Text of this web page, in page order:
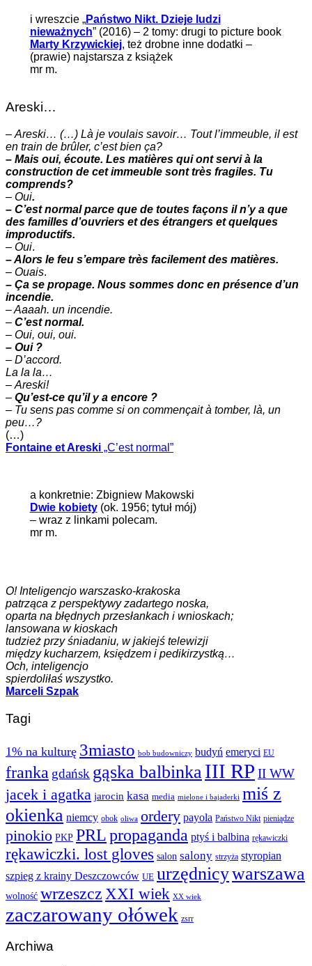
i wreszcie „Państwo Nikt. Dzieje ludzi
nieważnych” (2016) – 2 tomy: drugi to picture book
Marty Krzywickiej, też drobne inne dodatki –
(prawie) najstarsza z książek
mr m.
Areski…
– Areski… (…) Là je voulais savoir… Tout l’immeuble, il est
en train de brûler, c’est bien ça?
– Mais oui, écoute. Les matières qui ont servi à la
construction de cet immeuble sont très fragiles. Tu
comprends?
– Oui.
– C’est normal parce que de toutes façons il n’y a que
des familles d’ouvriers et des étrangers et quelques
improductifs.
– Oui.
– Alors le feu s’empare très facilement des matières.
– Ouais.
– Ça se propage. Nous sommes donc en présence d’un
incendie.
– Aaaah. un incendie.
– C’est normal.
– Oui, oui, oui.
– Oui ?
– D’accord.
La la la…
– Areski!
– Qu’est-ce qu’il y a encore ?
– Tu sens pas comme si on commençait à tomber, là, un
peu…?
(…)
Fontaine et Areski „C’est normal”
a konkretnie: Zbigniew Makowski
Dwie kobiety(ok. 1956; tytuł mój)
– wraz z linkami polecam.
mr m.
O! Inteligencjo warszasko-krakoska
patrząca z perspektywy zadartego noska,
oparta na błędnych przesłankach i wnioskach;
lansowana w kioskach
tudzież przy śniadaniu, w jakiejś telewizji
między kucharzem, księdzem i pedikirzystką…
Och, inteligencjo
spierdoliłaś wszystko.
Marceli Szpak
Tagi
1% na kulturę 3miasto bob budowniczy budyń emeryci EU
franka gdańsk gąska balbinka III RP II WW
jacek i agatka jarocin kasa media mielone i bajaderki miś z
okienka niemcy obok oliwa ordery payola Państwo Nikt pieniądze
pinokio PKP PRLpropaganda ptyś i balbina rękawiczki
rękawiczki. lost gloves salon salony strzyża styropian
szpieg z krainy Deszczowców UE urzędnicywarszawa
wolność wrzeszcz XXI wiek XX wiek
zaczarowany ołówek zsrr
Archiwa